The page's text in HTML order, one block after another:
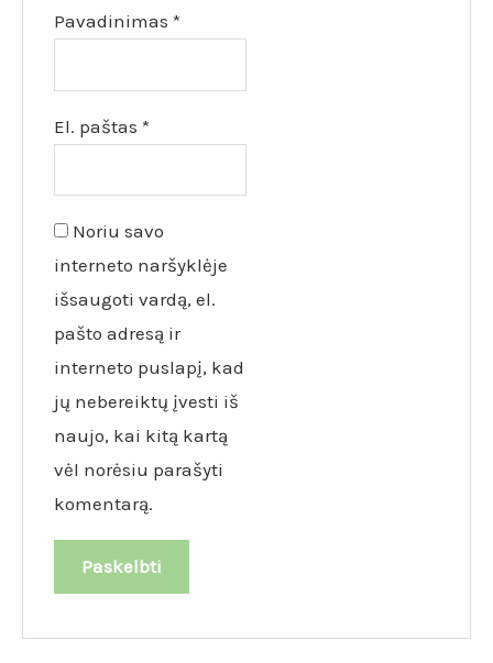
Pavadinimas*
El. paštas*
Noriu savo
interneto naršyklėje
išsaugoti vardą, el.
pašto adresą ir
interneto puslapį, kad
jų nebereiktų įvesti iš
naujo, kai kitą kartą
vėl norėsiu parašyti
komentarą.